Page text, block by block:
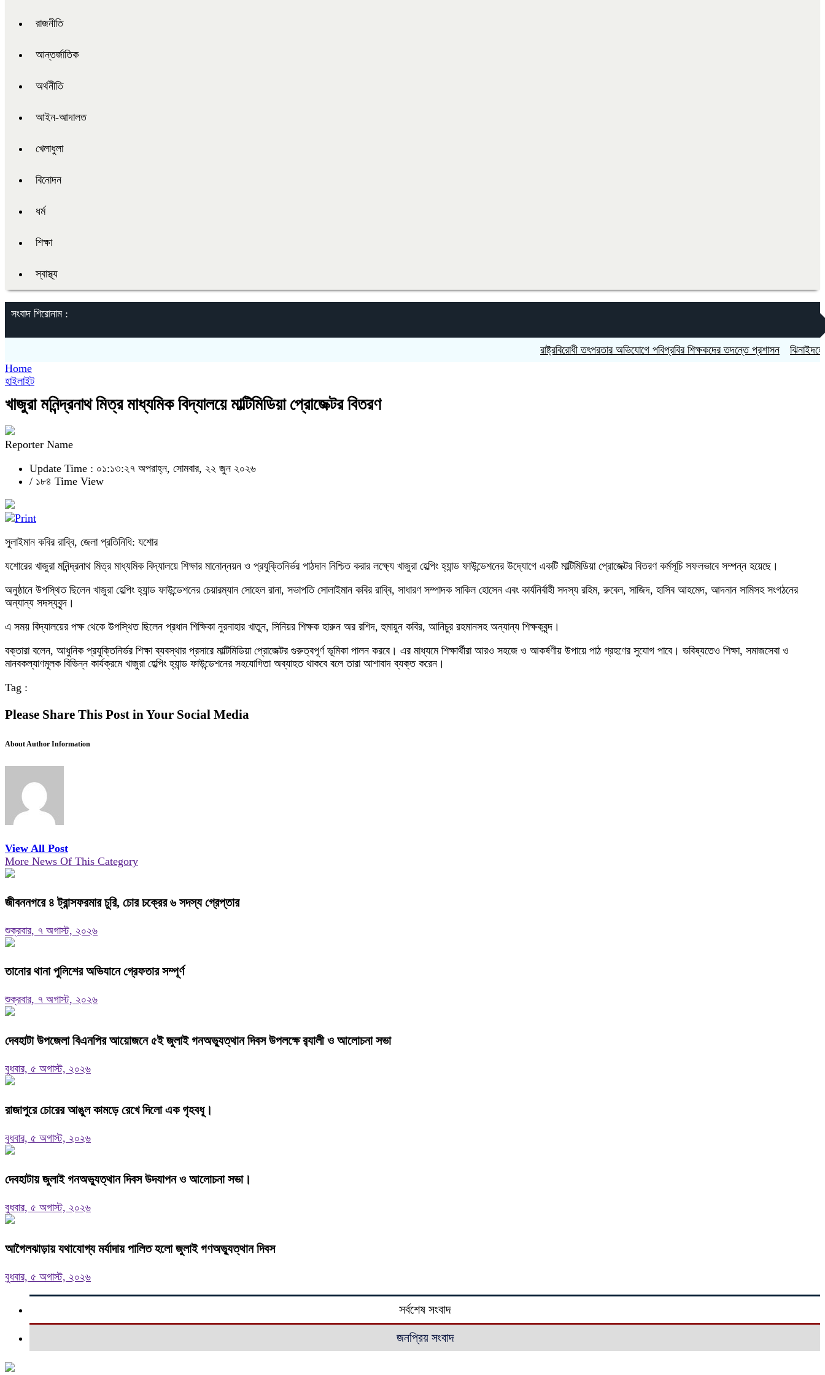
রাজনীতি
আন্তর্জাতিক
অর্থনীতি
আইন-আদালত
খেলাধুলা
বিনোদন
ধর্ম
শিক্ষা
স্বাস্থ্য
সংবাদ শিরোনাম :
রাষ্ট্রবিরোধী তৎপরতার অভিযোগে পবিপ্রবির শিক্ষকদের তদন্তে প্রশাসন
ঝিনাইদহের
Home
হাইলাইট
খাজুরা মনিন্দ্রনাথ মিত্র মাধ্যমিক বিদ্যালয়ে মাল্টিমিডিয়া প্রোজেক্টর বিতরণ
Reporter Name
Update Time : ০১:১৩:২৭ অপরাহ্ন, সোমবার, ২২ জুন ২০২৬
/ ১৮৪ Time View
সুলাইমান কবির রাব্বি, জেলা প্রতিনিধি: যশোর
যশোরের খাজুরা মনিন্দ্রনাথ মিত্র মাধ্যমিক বিদ্যালয়ে শিক্ষার মানোন্নয়ন ও প্রযুক্তিনির্ভর পাঠদান নিশ্চিত করার লক্ষ্যে খাজুরা হেল্পিং হ্যান্ড ফাউন্ডেশনের উদ্যোগে একটি মাল্টিমিডিয়া প্রোজেক্টর বিতরণ কর্মসূচি সফলভাবে সম্পন্ন হয়েছে।
অনুষ্ঠানে উপস্থিত ছিলেন খাজুরা হেল্পিং হ্যান্ড ফাউন্ডেশনের চেয়ারম্যান সোহেল রানা, সভাপতি সোলাইমান কবির রাব্বি, সাধারণ সম্পাদক সাকিল হোসেন এবং কার্যনির্বাহী সদস্য রহিম, রুবেল, সাজিদ, হাসিব আহমেদ, আদনান সামিসহ সংগঠনের
অন্যান্য সদস্যবৃন্দ।
এ সময় বিদ্যালয়ের পক্ষ থেকে উপস্থিত ছিলেন প্রধান শিক্ষিকা নুরনাহার খাতুন, সিনিয়র শিক্ষক হারুন অর রশিদ, হুমায়ুন কবির, আনিচুর রহমানসহ অন্যান্য শিক্ষকবৃন্দ।
বক্তারা বলেন, আধুনিক প্রযুক্তিনির্ভর শিক্ষা ব্যবস্থার প্রসারে মাল্টিমিডিয়া প্রোজেক্টর গুরুত্বপূর্ণ ভূমিকা পালন করবে। এর মাধ্যমে শিক্ষার্থীরা আরও সহজে ও আকর্ষণীয় উপায়ে পাঠ গ্রহণের সুযোগ পাবে। ভবিষ্যতেও শিক্ষা, সমাজসেবা ও
মানবকল্যাণমূলক বিভিন্ন কার্যক্রমে খাজুরা হেল্পিং হ্যান্ড ফাউন্ডেশনের সহযোগিতা অব্যাহত থাকবে বলে তারা আশাবাদ ব্যক্ত করেন।
Tag :
Please Share This Post in Your Social Media
About Author Information
View All Post
More News Of This Category
জীবননগরে ৪ ট্রান্সফরমার চুরি, চোর চক্রের ৬ সদস্য গ্রেপ্তার
শুক্রবার, ৭ অগাস্ট, ২০২৬
তানোর থানা পুলিশের অভিযানে গ্রেফতার সম্পূর্ণ
শুক্রবার, ৭ অগাস্ট, ২০২৬
দেবহাটা উপজেলা বিএনপির আয়োজনে ৫ই জুলাই গনঅভ্যুত্থান দিবস উপলক্ষে র‍্যালী ও আলোচনা সভা
বুধবার, ৫ অগাস্ট, ২০২৬
রাজাপুরে চোরের আঙুল কামড়ে রেখে দিলো এক গৃহবধূ।
বুধবার, ৫ অগাস্ট, ২০২৬
দেবহাটায় জুলাই গনঅভ্যুত্থান দিবস উদযাপন ও আলোচনা সভা।
বুধবার, ৫ অগাস্ট, ২০২৬
আগৈলঝাড়ায় যথাযোগ্য মর্যাদায় পালিত হলো জুলাই গণঅভ্যুত্থান দিবস
বুধবার, ৫ অগাস্ট, ২০২৬
সর্বশেষ সংবাদ
জনপ্রিয় সংবাদ